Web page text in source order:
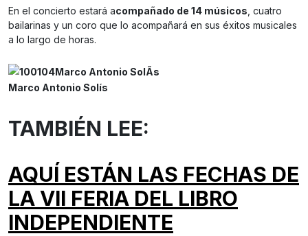
En el concierto estará acompañado de 14 músicos , cuatro
bailarinas y un coro que lo acompañará en sus éxitos musicales
a lo largo de horas.
Marco Antonio Solís
TAMBIÉN LEE:
AQUÍ ESTÁN LAS FECHAS DE
LA VII FERIA DEL LIBRO
INDEPENDIENTE